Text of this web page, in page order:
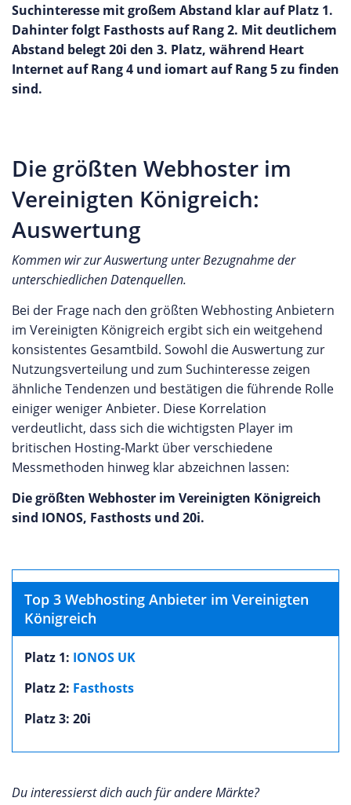
Suchinteresse mit großem Abstand klar auf Platz 1.
Dahinter folgt Fasthosts auf Rang 2. Mit deutlichem
Abstand belegt 20i den 3. Platz, während Heart
Internet auf Rang 4 und iomart auf Rang 5 zu finden
sind.
Die größten Webhoster im
Vereinigten Königreich:
Auswertung
Kommen wir zur Auswertung unter Bezugnahme der
unterschiedlichen Datenquellen.
Bei der Frage nach den größten Webhosting Anbietern
im Vereinigten Königreich ergibt sich ein weitgehend
konsistentes Gesamtbild. Sowohl die Auswertung zur
Nutzungsverteilung und zum Suchinteresse zeigen
ähnliche Tendenzen und bestätigen die führende Rolle
einiger weniger Anbieter. Diese Korrelation
verdeutlicht, dass sich die wichtigsten Player im
britischen Hosting-Markt über verschiedene
Messmethoden hinweg klar abzeichnen lassen:
Die größten Webhoster im Vereinigten Königreich
sind IONOS, Fasthosts und 20i.
Top 3 Webhosting Anbieter im Vereinigten
Königreich
Platz 1: IONOS UK
Platz 2: Fasthosts
Platz 3: 20i
Du interessierst dich auch für andere Märkte?